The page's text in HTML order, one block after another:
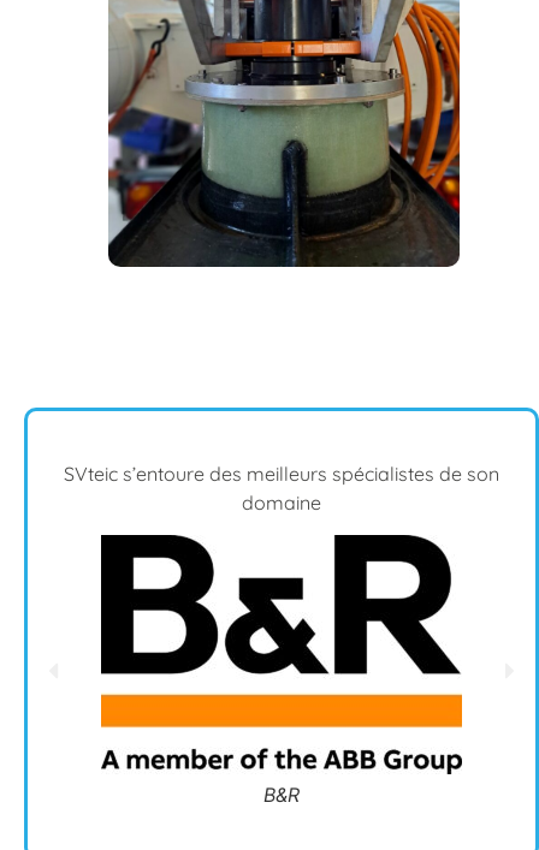
SVteic s’entoure des meilleurs spécialistes de son
domaine
Engiro